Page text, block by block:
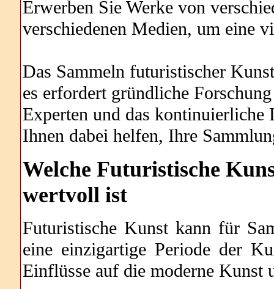
Erwerben Sie Werke von
verschiedenen Medien, um eine
Das Sammeln futuristischer
es erfordert gründliche
Experten und das kontinuierliche
Ihnen dabei helfen, Ihre
Welche Futuristische
wertvoll ist
Futuristische Kunst kann für
eine einzigartige Periode der
Einflüsse auf die moderne Kunst